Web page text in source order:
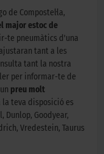
de Compostel·la,
major estoc de
te pneumàtics d'una
tant a les
tant la nostra
per informar-te de
preu molt
teva disposició es
Dunlop, Goodyear,
Vredestein, Taurus